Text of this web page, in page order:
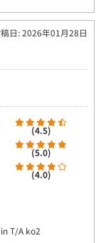
日: 2026年01月28日
(4.5)
(5.0)
(4.0)
T/A ko2